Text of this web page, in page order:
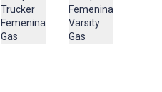
Trucker
Femenina
Gas
Femenina
Varsity
Gas